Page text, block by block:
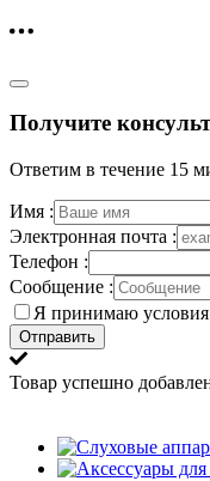
Получите
Ответим в течение 15
Имя :
Электронная почта :
Телефон :
Сообщение :
Я принимаю условия
Отправить
Товар успешно